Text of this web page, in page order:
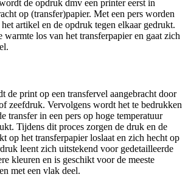
de opdruk dmv een printer eerst in
op (transfer)papier. Met een pers worden
artikel en de opdruk tegen elkaar gedrukt.
los van het transferpapier en gaat zich
de print op een transfervel aangebracht door
zeefdruk. Vervolgens wordt het te bedrukken
transfer in een pers op hoge temperatuur
Tijdens dit proces zorgen de druk en de
op het transferpapier loslaat en zich hecht op
leent zich uitstekend voor gedetailleerde
kleuren en is geschikt voor de meeste
met een vlak deel.